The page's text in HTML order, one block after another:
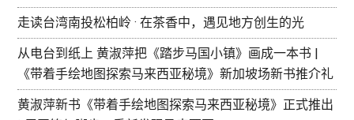
走读台湾南投松柏岭 · 在茶香中，遇见地方创生的光
从电台到纸上 黄淑萍把《踏步马国小镇》画成一本书 |
《带着手绘地图探索马来西亚秘境》新加坡场新书推介礼
黄淑萍新书《带着手绘地图探索马来西亚秘境》正式推出